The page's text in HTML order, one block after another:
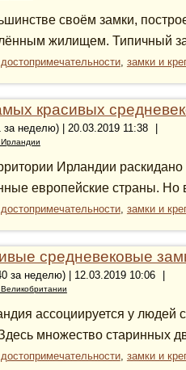
своём замки,
жилищем. Типичный
достопримечательности, замки и
красивых
за неделю) | 20.03.2019 11:38
Ирландии раскидано
европейские страны.
достопримечательности, замки и
средневековые
за неделю) | 12.03.2019 10:06
ассоциируется у людей
множество старинных
достопримечательности, замки и